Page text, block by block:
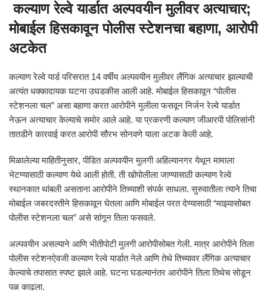
कल्याण रेल्वे यार्डात अल्पवयीन मुलीवर अत्याचार;
मोबाईल हिसकावून पोलीस स्टेशनचा बहाणा, आरोपी
अटकेत
कल्याण रेल्वे यार्ड परिसरात 14 वर्षीय अल्पवयीन मुलीवर लैंगिक अत्याचार झाल्याची
अत्यंत धक्कादायक घटना उघडकीस आली आहे. मोबाईल हिसकावून “पोलीस
स्टेशनला चल” असा बहाणा करत आरोपीने मुलीला फसवून निर्जन रेल्वे यार्डात
नेऊन अत्याचार केल्याचे समोर आले आहे. या प्रकरणी कल्याण जीआरपी पोलिसांनी
तातडीने कारवाई करत आरोपी सौरभ सोनवणे याला अटक केली आहे.
मिळालेल्या माहितीनुसार, पीडित अल्पवयीन मुलगी अहिल्यानगर येथून मामाला
भेटण्यासाठी कल्याण येथे आली होती. ती खोपोलीला जाण्यासाठी कल्याण रेल्वे
स्थानकात थांबली असताना आरोपीने तिच्याशी संपर्क साधला. सुरुवातीला त्याने तिचा
मोबाईल जबरदस्तीने हिसकावून घेतला आणि मोबाईल परत देण्यासाठी “माझ्यासोबत
पोलीस स्टेशनला चल” असे सांगून तिला फसवले.
अल्पवयीन असल्याने आणि भीतीपोटी मुलगी आरोपीसोबत गेली. मात्र आरोपीने तिला
पोलीस स्टेशनऐवजी कल्याण रेल्वे यार्डात नेले आणि तेथे तिच्यावर लैंगिक अत्याचार
केल्याचे तपासात स्पष्ट झाले आहे. घटना घडल्यानंतर आरोपीने तिला तिथेच सोडून
पळ काढला.